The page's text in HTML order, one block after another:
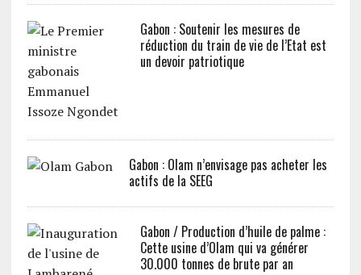
Gabon : Soutenir les mesures de
réduction du train de vie de l’Etat est
un devoir patriotique
Gabon : Olam n’envisage pas acheter les
actifs de la SEEG
Gabon / Production d’huile de palme :
Cette usine d’Olam qui va générer
30.000 tonnes de brute par an